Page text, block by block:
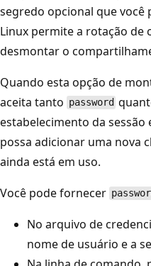
segredo opcional que você
Linux permite a rotação de
desmontar o
Quando esta opção de
aceita tanto password
estabelecimento da sessão
possa adicionar uma nova
ainda está em uso.
Você pode fornecer
No arquivo de
nome de usuário e a